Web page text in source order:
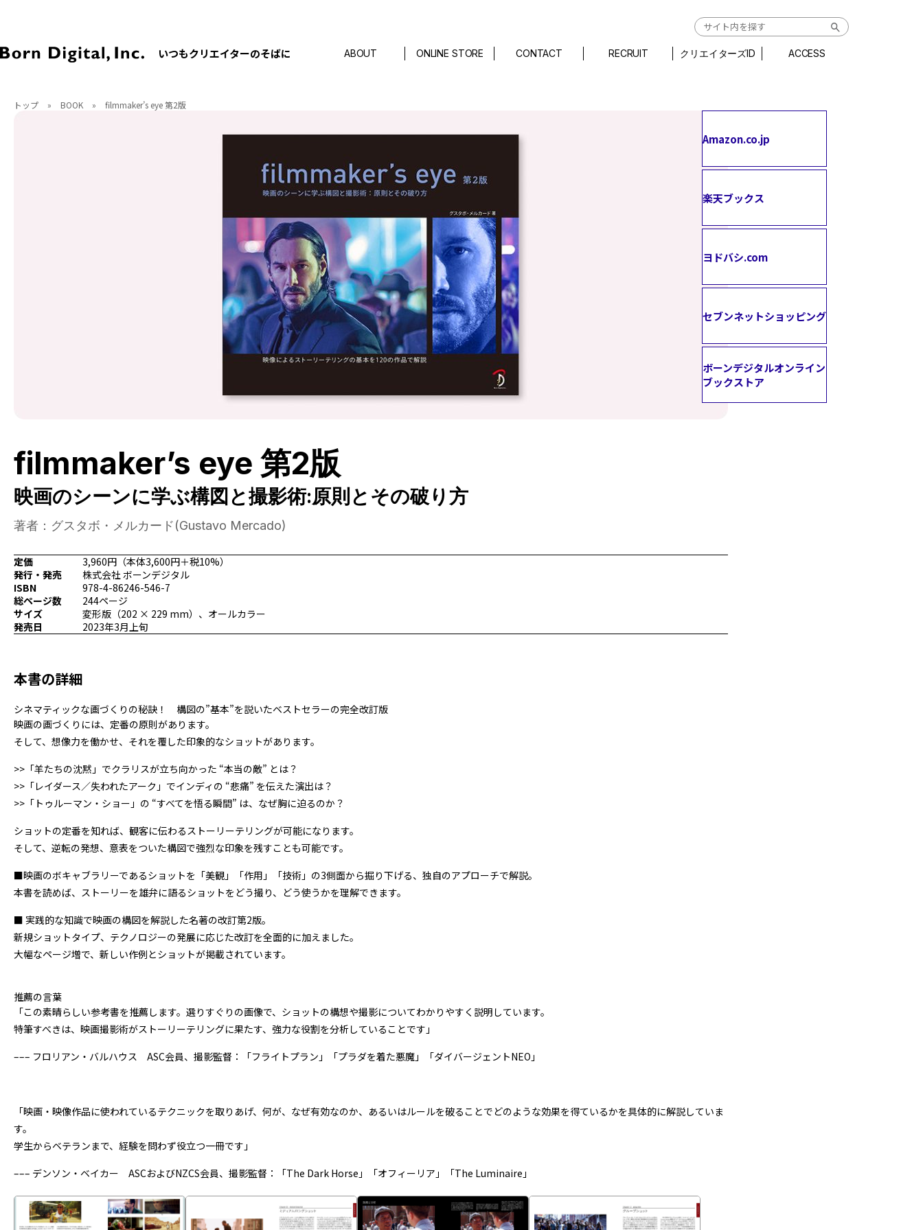
いつもクリエイターのそばに ABOUT ONLINE STORE CONTACT RECRUIT クリエイターズID ACCESS
トップ » BOOK » filmmaker’s eye 第2版
filmmaker’s eye 第2版
映画のシーンに学ぶ構図と撮影術:原則とその破り方
著者：グスタボ・メルカード(Gustavo Mercado)
定価
3,960円（本体3,600円＋税10%）
発行・発売
株式会社 ボーンデジタル
ISBN
978-4-86246-546-7
総ページ数
244ページ
サイズ
変形版（202 × 229 mm）、オールカラー
発売日
2023年3月上旬
本書の詳細
シネマティックな画づくりの秘訣！ 構図の”基本”を説いたベストセラーの完全改訂版
映画の画づくりには、定番の原則があります。
そして、想像力を働かせ、それを覆した印象的なショットがあります。
>>「羊たちの沈黙」でクラリスが立ち向かった “本当の敵” とは？
>>「レイダース／失われたアーク」でインディの “悲痛” を伝えた演出は？
>>「トゥルーマン・ショー」の “すべてを悟る瞬間” は、なぜ胸に迫るのか？
ショットの定番を知れば、観客に伝わるストーリーテリングが可能になります。
そして、逆転の発想、意表をついた構図で強烈な印象を残すことも可能です。
■映画のボキャブラリーであるショットを「美観」「作用」「技術」の3側面から掘り下げる、独自のアプローチで解説。
本書を読めば、ストーリーを雄弁に語るショットをどう撮り、どう使うかを理解できます。
■ 実践的な知識で映画の構図を解説した名著の改訂第2版。
新規ショットタイプ、テクノロジーの発展に応じた改訂を全面的に加えました。
大幅なページ増で、新しい作例とショットが掲載されています。
推薦の言葉
「この素晴らしい参考書を推薦します。選りすぐりの画像で、ショットの構想や撮影についてわかりやすく説明しています。
特筆すべきは、映画撮影術がストーリーテリングに果たす、強力な役割を分析していることです」
––– フロリアン・バルハウス ASC会員、撮影監督：「フライトプラン」「プラダを着た悪魔」「ダイバージェントNEO」
「映画・映像作品に使われているテクニックを取りあげ、何が、なぜ有効なのか、あるいはルールを破ることでどのような効果を得ているかを具体的に解説していま
す。
学生からベテランまで、経験を問わず役立つ一冊です」
––– デンソン・ベイカー ASCおよびNZCS会員、撮影監督：「The Dark Horse」「オフィーリア」「The Luminaire」
Amazon.co.jp
楽天ブックス
ヨドバシ.com
セブンネットショッピング
ボーンデジタルオンライン
ブックストア